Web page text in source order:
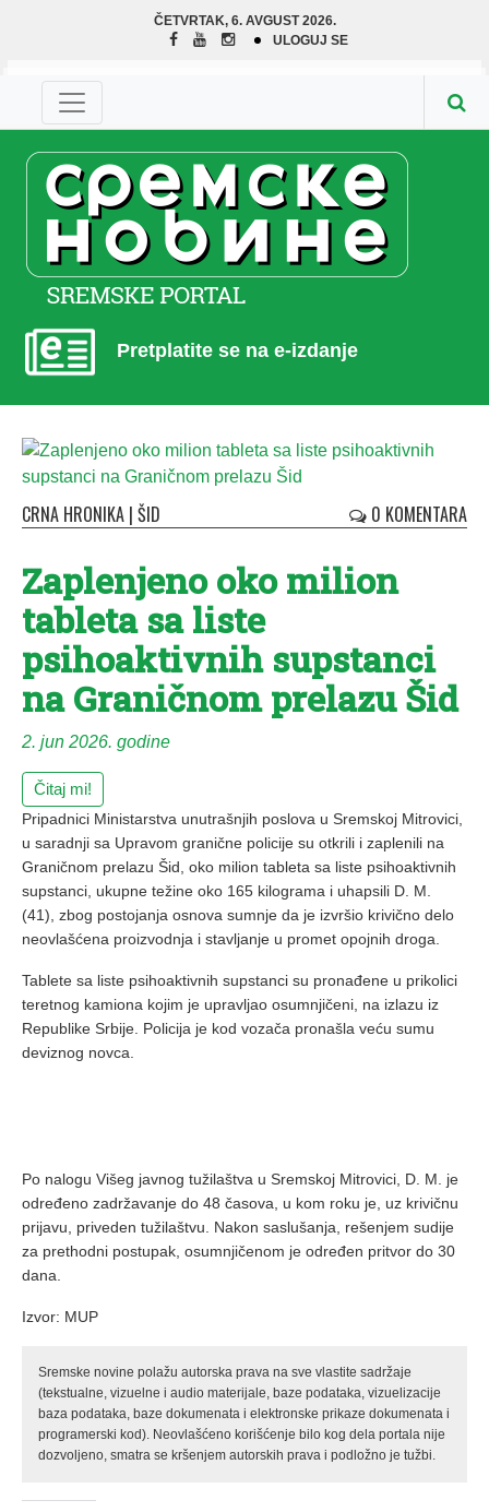
ČETVRTAK, 6. AVGUST 2026.
ULOGUJ SE
Pretplatite se na e-izdanje
CRNA HRONIKA | ŠID 0 KOMENTARA
Zaplenjeno oko milion
tableta sa liste
psihoaktivnih supstanci
na Graničnom prelazu Šid
2. jun 2026. godine
Čitaj mi!
Pripadnici Ministarstva unutrašnjih poslova u Sremskoj Mitrovici,
u saradnji sa Upravom granične policije su otkrili i zaplenili na
Graničnom prelazu Šid, oko milion tableta sa liste psihoaktivnih
supstanci, ukupne težine oko 165 kilograma i uhapsili D. M.
(41), zbog postojanja osnova sumnje da je izvršio krivično delo
neovlašćena proizvodnja i stavljanje u promet opojnih droga.
Tablete sa liste psihoaktivnih supstanci su pronađene u prikolici
teretnog kamiona kojim je upravljao osumnjičeni, na izlazu iz
Republike Srbije. Policija je kod vozača pronašla veću sumu
deviznog novca.
Po nalogu Višeg javnog tužilaštva u Sremskoj Mitrovici, D. M. je
određeno zadržavanje do 48 časova, u kom roku je, uz krivičnu
prijavu, priveden tužilaštvu. Nakon saslušanja, rešenjem sudije
za prethodni postupak, osumnjičenom je određen pritvor do 30
dana.
Izvor: MUP
Sremske novine polažu autorska prava na sve vlastite sadržaje
(tekstualne, vizuelne i audio materijale, baze podataka, vizuelizacije
baza podataka, baze dokumenata i elektronske prikaze dokumenata i
programerski kod). Neovlašćeno korišćenje bilo kog dela portala nije
dozvoljeno, smatra se kršenjem autorskih prava i podložno je tužbi.